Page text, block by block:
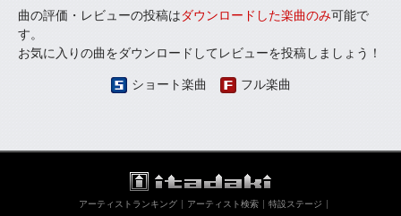
曲の評価・レビューの投稿はダウンロードした楽曲のみ可能で
す。
お気に入りの曲をダウンロードしてレビューを投稿しましょう！
ショート楽曲 フル楽曲
アーティストランキング アーティスト検索
特設ステージ